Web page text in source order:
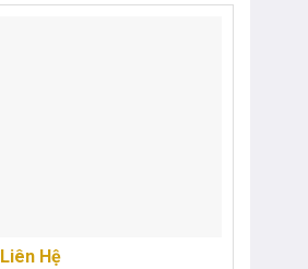
Liên Hệ